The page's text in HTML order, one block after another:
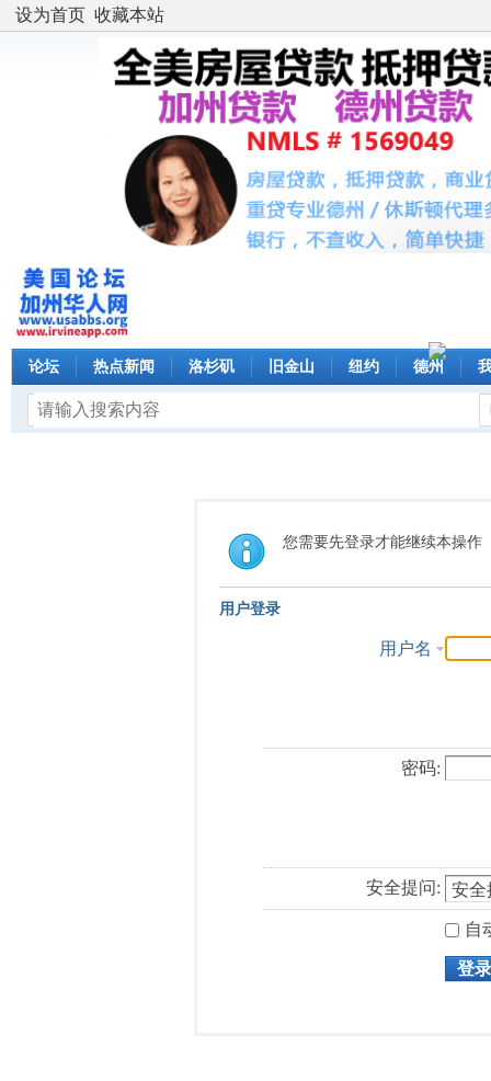
设为首页 收藏本站
论坛 热点新闻 洛杉矶 旧金山 纽约 德州
您需要先登录才能继续本操作
用户登录
用户名
密码:
安全提问:
自
登录